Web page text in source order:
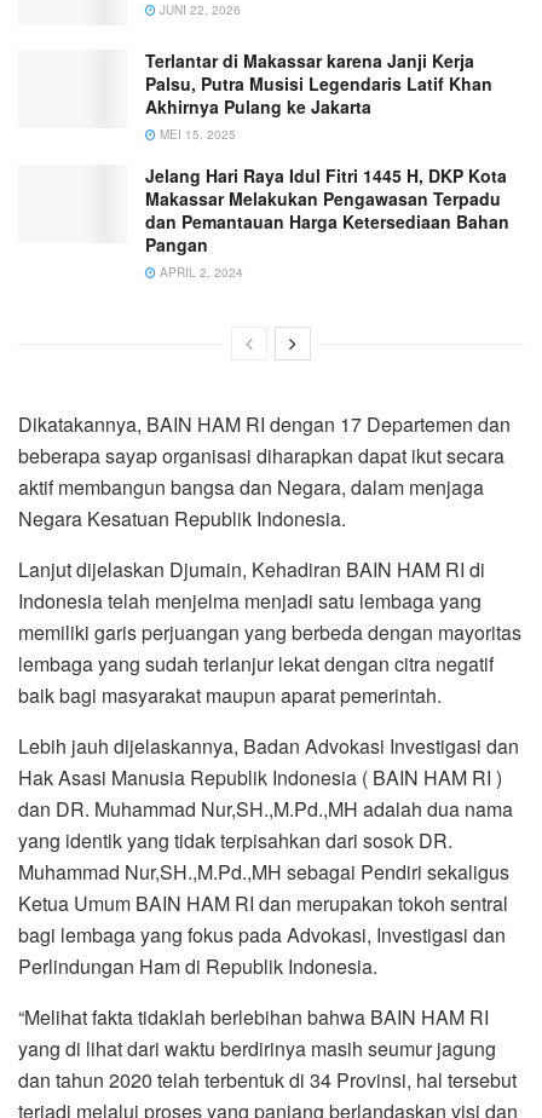
JUNI 22, 2026
Terlantar di Makassar karena Janji Kerja
Palsu, Putra Musisi Legendaris Latif Khan
Akhirnya Pulang ke Jakarta
MEI 15, 2025
Jelang Hari Raya Idul Fitri 1445 H, DKP Kota
Makassar Melakukan Pengawasan Terpadu
dan Pemantauan Harga Ketersediaan Bahan
Pangan
APRIL 2, 2024
Dikatakannya, BAIN HAM RI dengan 17 Departemen dan
beberapa sayap organisasi diharapkan dapat ikut secara
aktif membangun bangsa dan Negara, dalam menjaga
Negara Kesatuan Republik Indonesia.
Lanjut dijelaskan Djumain, Kehadiran BAIN HAM RI di
Indonesia telah menjelma menjadi satu lembaga yang
memiliki garis perjuangan yang berbeda dengan mayoritas
lembaga yang sudah terlanjur lekat dengan citra negatif
baik bagi masyarakat maupun aparat pemerintah.
Lebih jauh dijelaskannya, Badan Advokasi Investigasi dan
Hak Asasi Manusia Republik Indonesia ( BAIN HAM RI )
dan DR. Muhammad Nur,SH.,M.Pd.,MH adalah dua nama
yang identik yang tidak terpisahkan dari sosok DR.
Muhammad Nur,SH.,M.Pd.,MH sebagai Pendiri sekaligus
Ketua Umum BAIN HAM RI dan merupakan tokoh sentral
bagi lembaga yang fokus pada Advokasi, Investigasi dan
Perlindungan Ham di Republik Indonesia.
“Melihat fakta tidaklah berlebihan bahwa BAIN HAM RI
yang di lihat dari waktu berdirinya masih seumur jagung
dan tahun 2020 telah terbentuk di 34 Provinsi, hal tersebut
terjadi melalui proses yang panjang berlandaskan visi dan